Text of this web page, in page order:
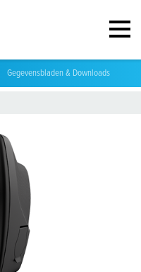
Gegevensbladen & Downloads